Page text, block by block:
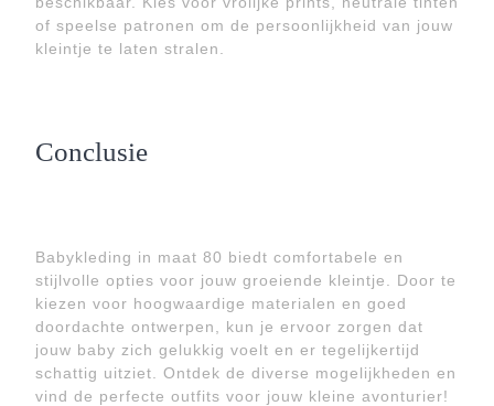
of speelse patronen om de persoonlijkheid van jouw
kleintje te laten stralen.
Conclusie
Babykleding in maat 80 biedt comfortabele en
stijlvolle opties voor jouw groeiende kleintje. Door te
kiezen voor hoogwaardige materialen en goed
doordachte ontwerpen, kun je ervoor zorgen dat
jouw baby zich gelukkig voelt en er tegelijkertijd
schattig uitziet. Ontdek de diverse mogelijkheden en
vind de perfecte outfits voor jouw kleine avonturier!